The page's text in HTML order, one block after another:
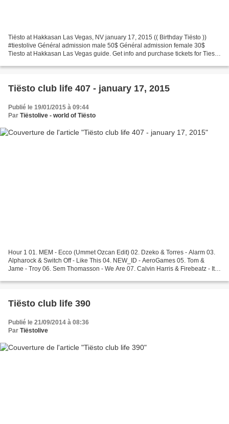
Tiësto at Hakkasan Las Vegas, NV january 17, 2015 (( Birthday Tiësto ))
#tiestolive Général admission male 50$ Général admission female 30$
Tiesto at Hakkasan Las Vegas guide. Get info and purchase tickets for Tiesto
Tiësto club life 407 - january 17, 2015
Publié le 19/01/2015 à 09:44
Par Tiëstolive - world of Tiësto
Hour 1 01. MEM - Ecco (Ummet Ozcan Edit) 02. Dzeko & Torres - Alarm 03.
Alpharock & Switch Off - Like This 04. NEW_ID - AeroGames 05. Tom &
Jame - Troy 06. Sem Thomasson - We Are 07. Calvin Harris & Firebeatz - It
Tiësto club life 390
Publié le 21/09/2014 à 08:36
Par Tiëstolive